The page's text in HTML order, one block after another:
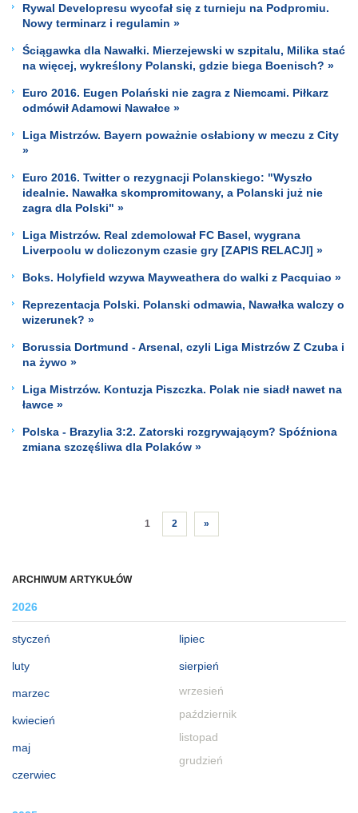
ARCHIWUM ARTYKUŁÓW
2026
styczeń
luty
marzec
kwiecień
maj
czerwiec
lipiec
sierpień
wrzesień
październik
listopad
grudzień
Rywal Developresu wycofał się z turnieju na Podpromiu.
Nowy terminarz i regulamin »
Ściągawka dla Nawałki. Mierzejewski w szpitalu, Milika stać
na więcej, wykreślony Polanski, gdzie biega Boenisch? »
Euro 2016. Eugen Polański nie zagra z Niemcami. Piłkarz
odmówił Adamowi Nawałce »
Liga Mistrzów. Bayern poważnie osłabiony w meczu z City
»
Euro 2016. Twitter o rezygnacji Polanskiego: "Wyszło
idealnie. Nawałka skompromitowany, a Polanski już nie
zagra dla Polski" »
Liga Mistrzów. Real zdemolował FC Basel, wygrana
Liverpoolu w doliczonym czasie gry [ZAPIS RELACJI] »
Boks. Holyfield wzywa Mayweathera do walki z Pacquiao »
Reprezentacja Polski. Polanski odmawia, Nawałka walczy o
wizerunek? »
Borussia Dortmund - Arsenal, czyli Liga Mistrzów Z Czuba i
na żywo »
Liga Mistrzów. Kontuzja Piszczka. Polak nie siadł nawet na
ławce »
Polska - Brazylia 3:2. Zatorski rozgrywającym? Spóźniona
zmiana szczęśliwa dla Polaków »
1 2 »